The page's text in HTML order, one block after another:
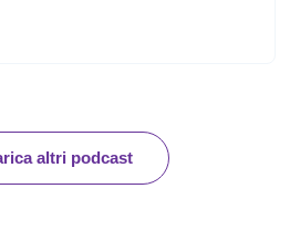
altri podcast